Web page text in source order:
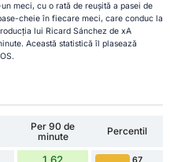
meci, cu o rată de reușită a pasei de
cheie în fiecare meci, care conduc la
lui Ricard Sánchez de xA
Această statistică îl plasează
Per 90 de
minute
Percentil